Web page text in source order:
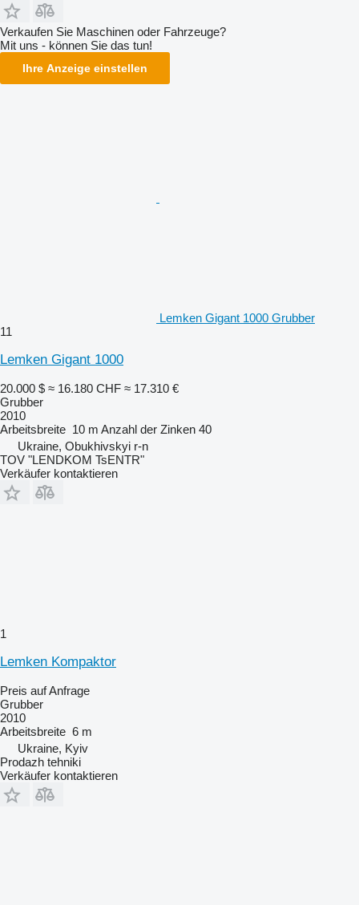
Verkaufen Sie Maschinen oder Fahrzeuge?
Mit uns - können Sie das tun!
Ihre Anzeige einstellen
Lemken Gigant 1000 Grubber
11
Lemken Gigant 1000
20.000 $ ≈ 16.180 CHF ≈ 17.310 €
Grubber
2010
Arbeitsbreite 10 m Anzahl der Zinken 40
Ukraine, Obukhivskyi r-n
TOV "LENDKOM TsENTR"
Verkäufer kontaktieren
1
Lemken Kompaktor
Preis auf Anfrage
Grubber
2010
Arbeitsbreite 6 m
Ukraine, Kyiv
Prodazh tehniki
Verkäufer kontaktieren